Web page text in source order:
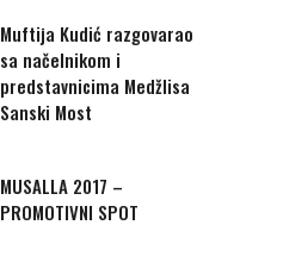
Muftija Kudić razgovarao
sa načelnikom i
predstavnicima Medžlisa
Sanski Most
MUSALLA 2017 –
PROMOTIVNI SPOT